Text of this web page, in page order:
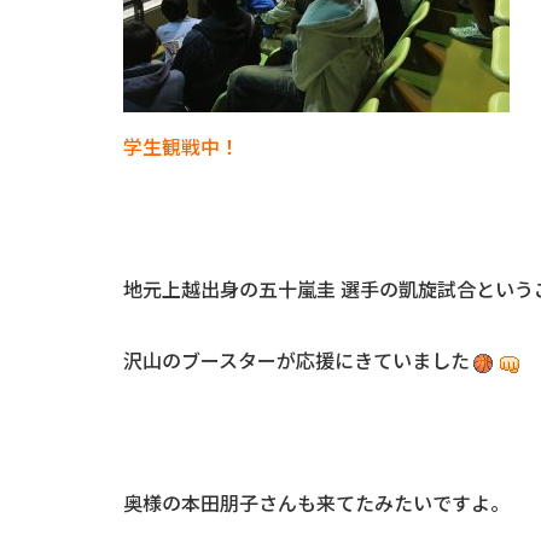
学生観戦中！
地元上越出身の五十嵐圭 選手の凱旋試合という
沢山のブースターが応援にきていました
奥様の本田朋子さんも来てたみたいですよ。